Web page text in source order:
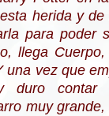
herida y de
para poder
llega
una vez que
duro contar
muy